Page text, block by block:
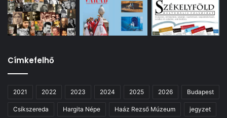
Címkefelhő
2021 2022 2023 2024 2025 2026 Budapest
Csíkszereda Hargita Népe Haáz Rezső Múzeum jegyzet